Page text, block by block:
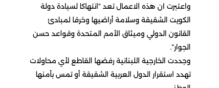
واعتبرت ان هذه الاعمال تعد “انتهاكا لسيادة دولة
الكويت الشقيقة وسلامة أراضيها وخرقا لمبادئ
القانون الدولي وميثاق الأمم المتحدة وقواعد حسن
الجوار”.
وجددت الخارجية اللبنانية رفضها القاطع لأي محاولات
تهدد استقرار الدول العربية الشقيقة أو تمس بأمنها